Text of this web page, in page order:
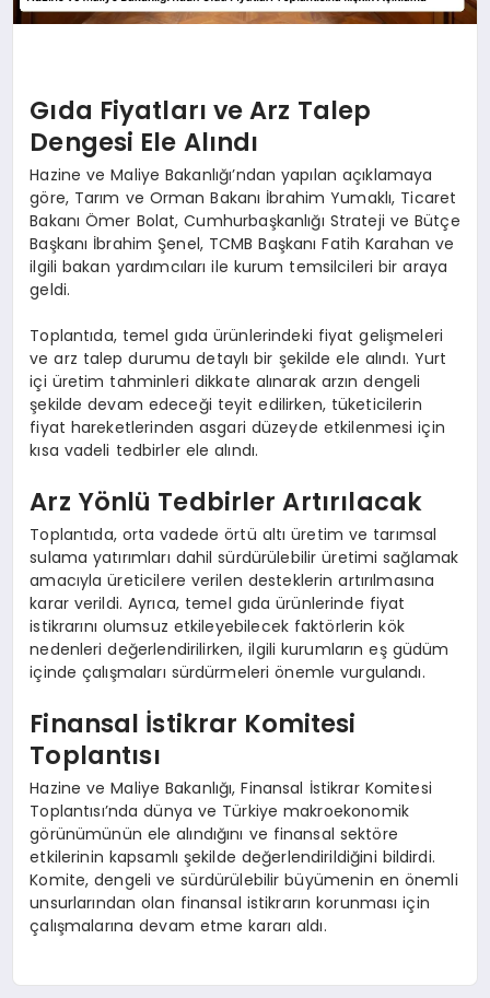
Gıda Fiyatları ve Arz Talep
Dengesi Ele Alındı
Hazine ve Maliye Bakanlığı’ndan yapılan açıklamaya
göre, Tarım ve Orman Bakanı İbrahim Yumaklı, Ticaret
Bakanı Ömer Bolat, Cumhurbaşkanlığı Strateji ve Bütçe
Başkanı İbrahim Şenel, TCMB Başkanı Fatih Karahan ve
ilgili bakan yardımcıları ile kurum temsilcileri bir araya
geldi.
Toplantıda, temel gıda ürünlerindeki fiyat gelişmeleri
ve arz talep durumu detaylı bir şekilde ele alındı. Yurt
içi üretim tahminleri dikkate alınarak arzın dengeli
şekilde devam edeceği teyit edilirken, tüketicilerin
fiyat hareketlerinden asgari düzeyde etkilenmesi için
kısa vadeli tedbirler ele alındı.
Arz Yönlü Tedbirler Artırılacak
Toplantıda, orta vadede örtü altı üretim ve tarımsal
sulama yatırımları dahil sürdürülebilir üretimi sağlamak
amacıyla üreticilere verilen desteklerin artırılmasına
karar verildi. Ayrıca, temel gıda ürünlerinde fiyat
istikrarını olumsuz etkileyebilecek faktörlerin kök
nedenleri değerlendirilirken, ilgili kurumların eş güdüm
içinde çalışmaları sürdürmeleri önemle vurgulandı.
Finansal İstikrar Komitesi
Toplantısı
Hazine ve Maliye Bakanlığı, Finansal İstikrar Komitesi
Toplantısı’nda dünya ve Türkiye makroekonomik
görünümünün ele alındığını ve finansal sektöre
etkilerinin kapsamlı şekilde değerlendirildiğini bildirdi.
Komite, dengeli ve sürdürülebilir büyümenin en önemli
unsurlarından olan finansal istikrarın korunması için
çalışmalarına devam etme kararı aldı.